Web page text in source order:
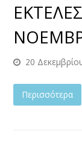
20
Περισσότερα